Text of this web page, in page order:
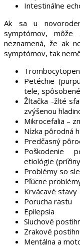
Intestinálne
Ak sa u
symptómov,
neznamená, že ak
symptómov, tak
Petéchie
tele,
Žltačka -žlté
zvýšenou
Mikrocefalia –
Nízka pôrodná
Predčasný
Poškodenie
etiológie
Problémy so
Pľúcne
Krvácavé stavy
Porucha rastu
Epilepsia
Sluchové
Zrakové
Mentálna a